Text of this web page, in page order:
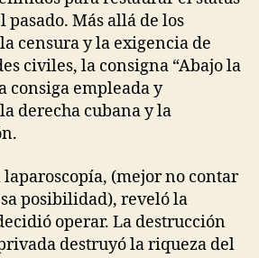
pasado. Más allá de los
censura y la exigencia de
civiles, la consigna “Abajo la
consiga empleada y
derecha cubana y la
(mejor no contar
posibilidad), reveló la
operar. La destrucción
destruyó la riqueza del